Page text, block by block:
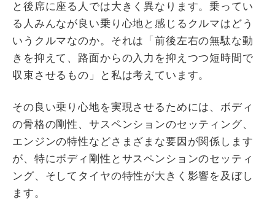
と後席に座る人では大きく異なります。乗ってい
る人みんなが良い乗り心地と感じるクルマはどう
いうクルマなのか。それは「前後左右の無駄な動
きを抑えて、路面からの入力を抑えつつ短時間で
収束させるもの」と私は考えています。
その良い乗り心地を実現させるためには、ボディ
の骨格の剛性、サスペンションのセッティング、
エンジンの特性などさまざまな要因が関係します
が、特にボディ剛性とサスペンションのセッティ
ング、そしてタイヤの特性が大きく影響を及ぼし
ます。